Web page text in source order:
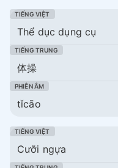
Thể dục dụng cụ
体操
tǐcāo
Cưỡi ngựa